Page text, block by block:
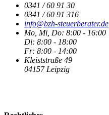
0341 / 60 91 30
0341 / 60 91 316
info@bzh-steuerberater.de
Mo, Mi, Do: 8:00 - 16:00
Di: 8:00 - 18:00
Fr: 8:00 - 14:00
Kleiststraße 49
04157 Leipzig